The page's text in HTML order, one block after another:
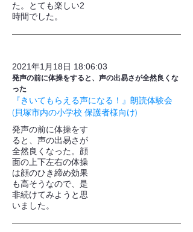
た。とても楽しい2
時間でした。
2021年1月18日 18:06:03
発声の前に体操をすると、声の出易さが全然良くな
った
『きいてもらえる声になる！』朗読体験会
(貝塚市内の小学校 保護者様向け)
発声の前に体操をす
ると、声の出易さが
全然良くなった。顔
面の上下左右の体操
は顔のひき締め効果
も高そうなので、是
非続けてみようと思
いました。